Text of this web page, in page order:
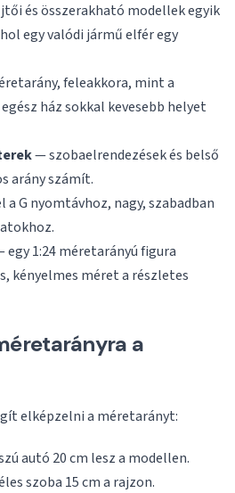
és összerakható modellek egyik
egy valódi jármű elfér egy
feleakkora, mint a
ház sokkal kevesebb helyet
— szobaelrendezések és belső
arány számít.
a G nyomtávhoz, nagy, szabadban
egy 1:24 méretarányú figura
kényelmes méret a részletes
a
elképzelni a méretarányt:
autó 20 cm lesz a modellen.
szoba 15 cm a rajzon.